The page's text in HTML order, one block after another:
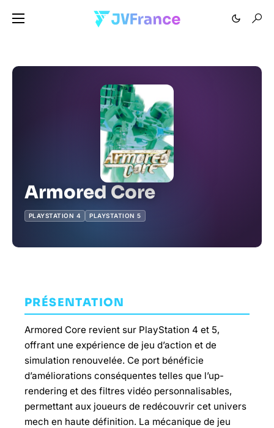
Armored Core
PLAYSTATION 4 PLAYSTATION 5
PRÉSENTATION
Armored Core revient sur PlayStation 4 et 5,
offrant une expérience de jeu d’action et de
simulation renouvelée. Ce port bénéficie
d’améliorations conséquentes telles que l’up-
rendering et des filtres vidéo personnalisables,
permettant aux joueurs de redécouvrir cet univers
mech en haute définition. La mécanique de jeu